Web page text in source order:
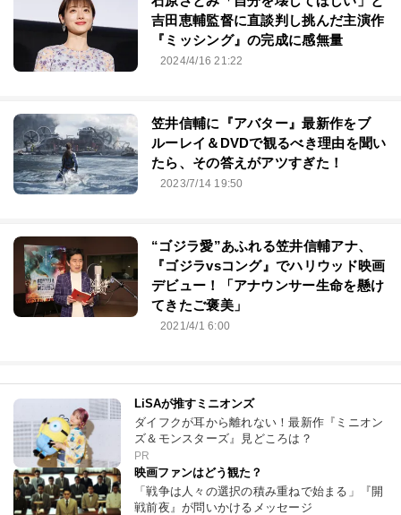
吉田恵輔監督に直談判し挑んだ主演作
『ミッシング』の完成に感無量
2024/4/16 21:22
笠井信輔に『アバター』最新作をブ
ルーレイ＆DVDで観るべき理由を聞い
たら、その答えがアツすぎた！
2023/7/14 19:50
“ゴジラ愛”あふれる笠井信輔アナ、
『ゴジラvsコング』でハリウッド映画
デビュー！「アナウンサー生命を懸け
てきたご褒美」
2021/4/1 6:00
LiSAが推すミニオンズ
ダイフクが耳から離れない！最新作『ミニオン
ズ＆モンスターズ』見どころは？
PR
映画ファンはどう観た？
「戦争は人々の選択の積み重ねで始まる」『開
戦前夜』が問いかけるメッセージ